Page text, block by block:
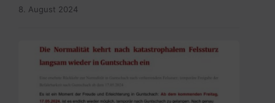
8. August 2024
20240515
Newsletter
Befahrbarkeit